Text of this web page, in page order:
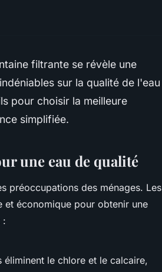
filtrante se révèle une
sur la qualité de l'eau
pour choisir la meilleure
simplifiée.
une eau de qualité
préoccupations des ménages. Les
économique pour obtenir une
:
le chlore et le calcaire,